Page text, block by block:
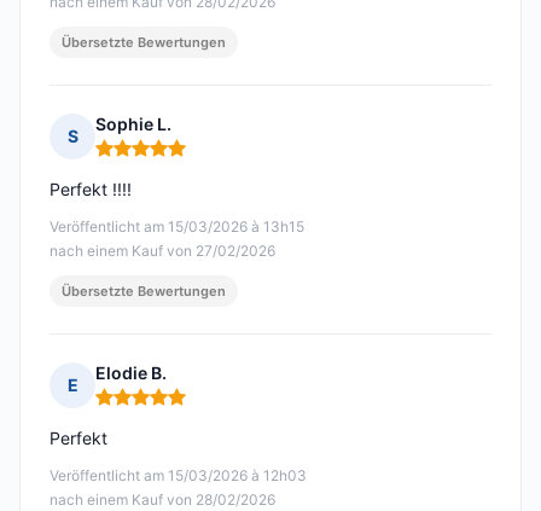
Übersetzte Bewertungen
S
Sophie L.
Hinweis: 5 von 5
Veröffentlicht am 15/03/2026 à 13h15
nach einem Kauf von 27/02/2026
Perfekt !!!!
Übersetzte Bewertungen
E
Elodie B.
Hinweis: 5 von 5
Veröffentlicht am 15/03/2026 à 12h03
nach einem Kauf von 28/02/2026
Perfekt